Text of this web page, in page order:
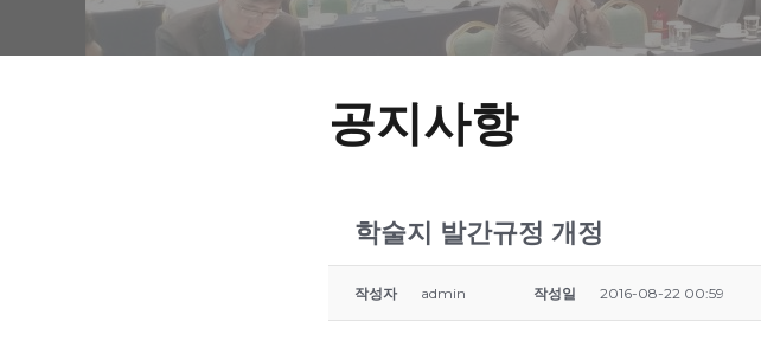
공지사항
학술지 발간규정 개정
작성자 admin 작성일 2016-08-22 00:59